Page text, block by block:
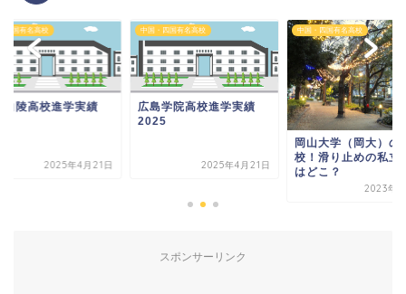
四国有名高校
白陵高校進学実績
2025年4月21日
中国・四国有名高校
広島学院高校進学実績
2025
2025年4月21日
中国・四国有名高校
岡山大学（岡大）の
校！滑り止めの私立
はどこ？
2023年1
スポンサーリンク